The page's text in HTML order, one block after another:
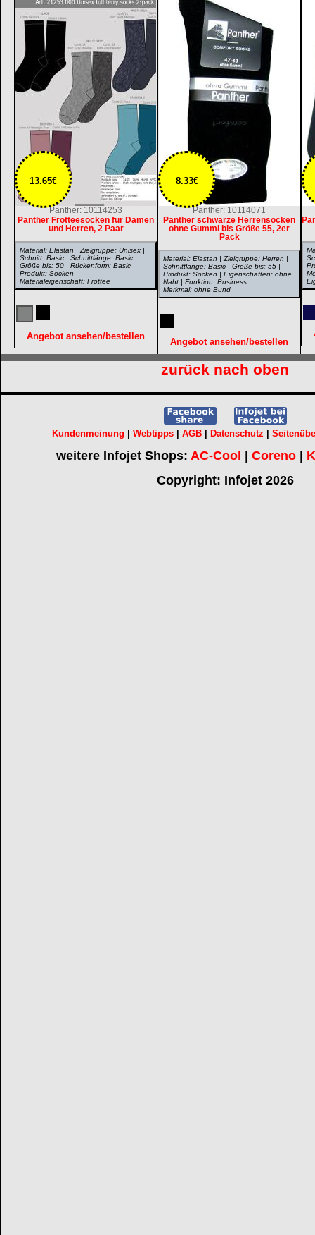
Panther: 10114071
8.33€
Panther schwarze Herrensocken
ohne Gummi bis Größe 55, 2er
Pack
Material: Elastan | Zielgruppe: Herren |
Schnittlänge: Basic | Größe bis: 55 |
Produkt: Socken | Eigenschaften: ohne
Naht | Funktion: Business |
Merkmal: ohne Bund
Angebot ansehen/bestellen
Panther: 10114253
13.65€
Panther Frotteesocken für Damen
und Herren, 2 Paar
Material: Elastan | Zielgruppe: Unisex |
Schnitt: Basic | Schnittlänge: Basic |
Größe bis: 50 | Rückenform: Basic |
Produkt: Socken |
Materialeigenschaft: Frottee
Angebot ansehen/bestellen
zurück nach oben
Kundenmeinung Webtipps AGB Datenschutz
weitere Infojet Shops: AC-Cool | Coreno |
Copyright: Infojet 2026